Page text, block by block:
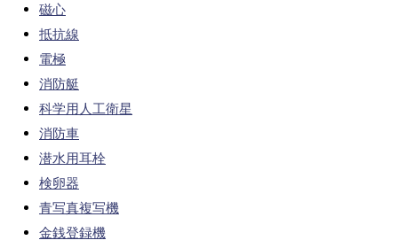
磁心
抵抗線
電極
消防艇
科学用人工衛星
消防車
潜水用耳栓
検卵器
青写真複写機
金銭登録機